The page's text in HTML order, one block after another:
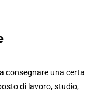
consegnare una certa
di lavoro, studio,